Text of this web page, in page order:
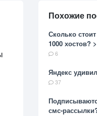
Похожие
Сколько
1000 хостов?
6
Яндекс
37
смс-